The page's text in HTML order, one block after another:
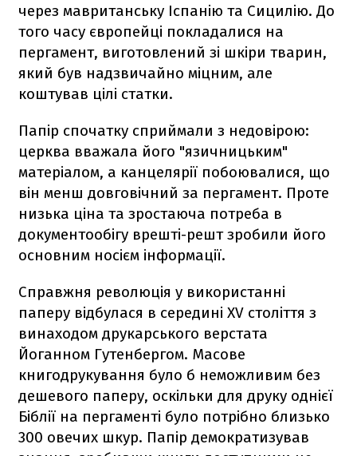
через мавританську Іспанію та Сицилію. До
того часу європейці покладалися на
пергамент, виготовлений зі шкіри тварин,
який був надзвичайно міцним, але
коштував цілі статки.
Папір спочатку сприймали з недовірою:
церква вважала його "язичницьким"
матеріалом, а канцелярії побоювалися, що
він менш довговічний за пергамент. Проте
низька ціна та зростаюча потреба в
документообігу врешті-решт зробили його
основним носієм інформації.
Справжня революція у використанні
паперу відбулася в середині XV століття з
винаходом друкарського верстата
Йоганном Гутенбергом. Масове
книгодрукування було б неможливим без
дешевого паперу, оскільки для друку однієї
Біблії на пергаменті було потрібно близько
300 овечих шкур. Папір демократизував